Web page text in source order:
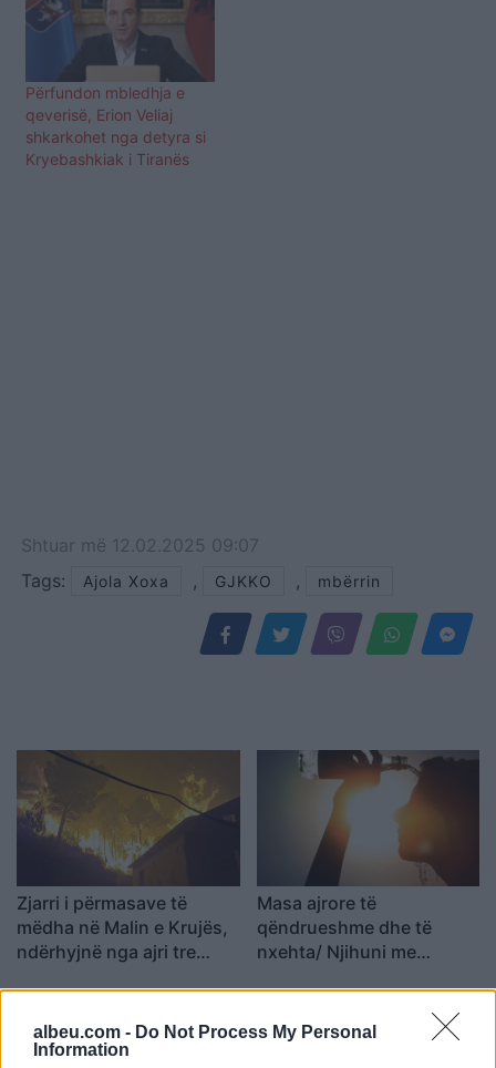
albeu.com - Do Not Process My Personal
Information
Përfundon mbledhja e
qeverisë, Erion Veliaj
shkarkohet nga detyra si
Kryebashkiak i Tiranës
Shtuar më 12.02.2025 09:07
Tags:
Ajola Xoxa , GJKKO , mbërrin
Zjarri i përmasave të
mëdha në Malin e Krujës,
ndërhyjnë nga ajri tre
Masa ajrore të
qëndrueshme dhe të
nxehta/ Njihuni me
termometri do të shënojë